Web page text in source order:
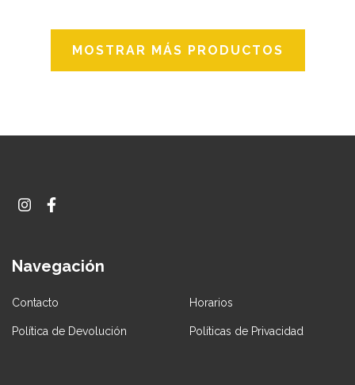
MOSTRAR MÁS PRODUCTOS
Navegación
Contacto Horarios
Política de Devolución Políticas de Privacidad